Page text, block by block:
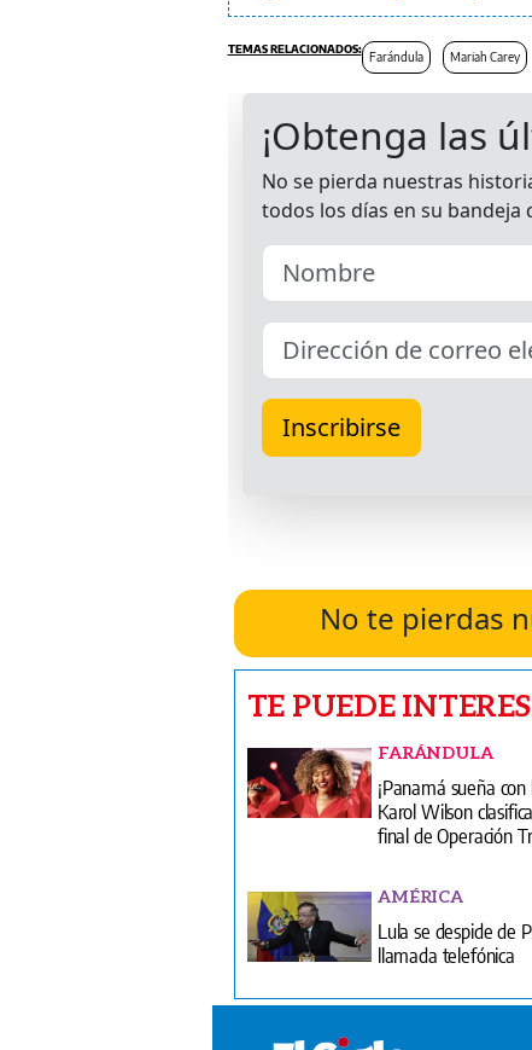
Farándula Mariah Carey
No te pierdas
TE PUEDE
FARÁNDULA
¡Panamá sueña
Karol Wilson
final de Operación
AMÉRICA
Lula se despide de
llamada telefónica